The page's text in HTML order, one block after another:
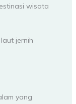
wisata
jernih
yang